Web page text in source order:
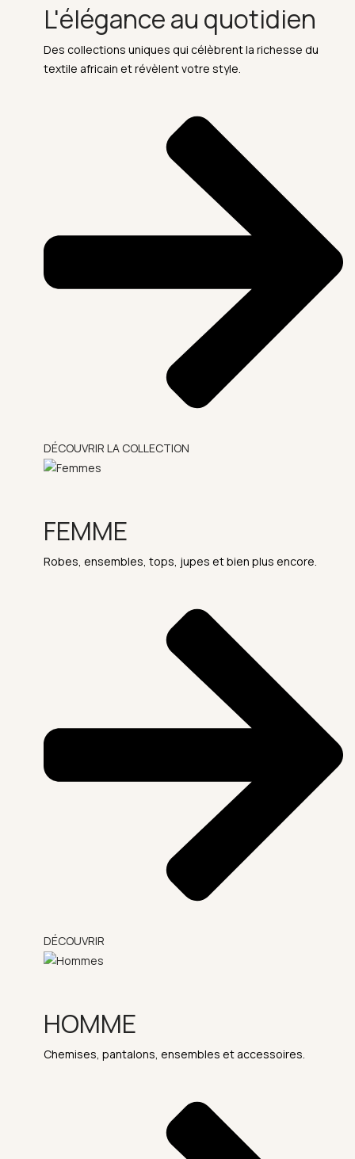
L'élégance au quotidien
Des collections uniques qui célèbrent la richesse du
textile africain et révèlent votre style.
DÉCOUVRIR LA COLLECTION
FEMME
Robes, ensembles, tops, jupes et bien plus encore.
DÉCOUVRIR
HOMME
Chemises, pantalons, ensembles et accessoires.